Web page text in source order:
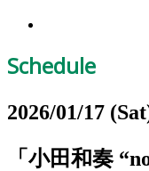
Schedule
2026/01/17
「小田和奏